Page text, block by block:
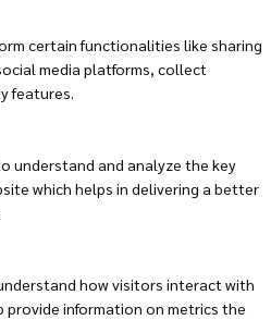
certain functionalities like sharing
media platforms, collect
features.
understand and analyze the key
which helps in delivering a better
how visitors interact with
provide information on metrics the